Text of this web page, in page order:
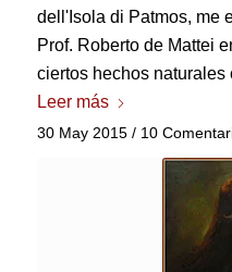
dell'Isola di Patmos, me
Prof. Roberto de Mattei
ciertos hechos naturales
Leer más
30 May 2015 / 10